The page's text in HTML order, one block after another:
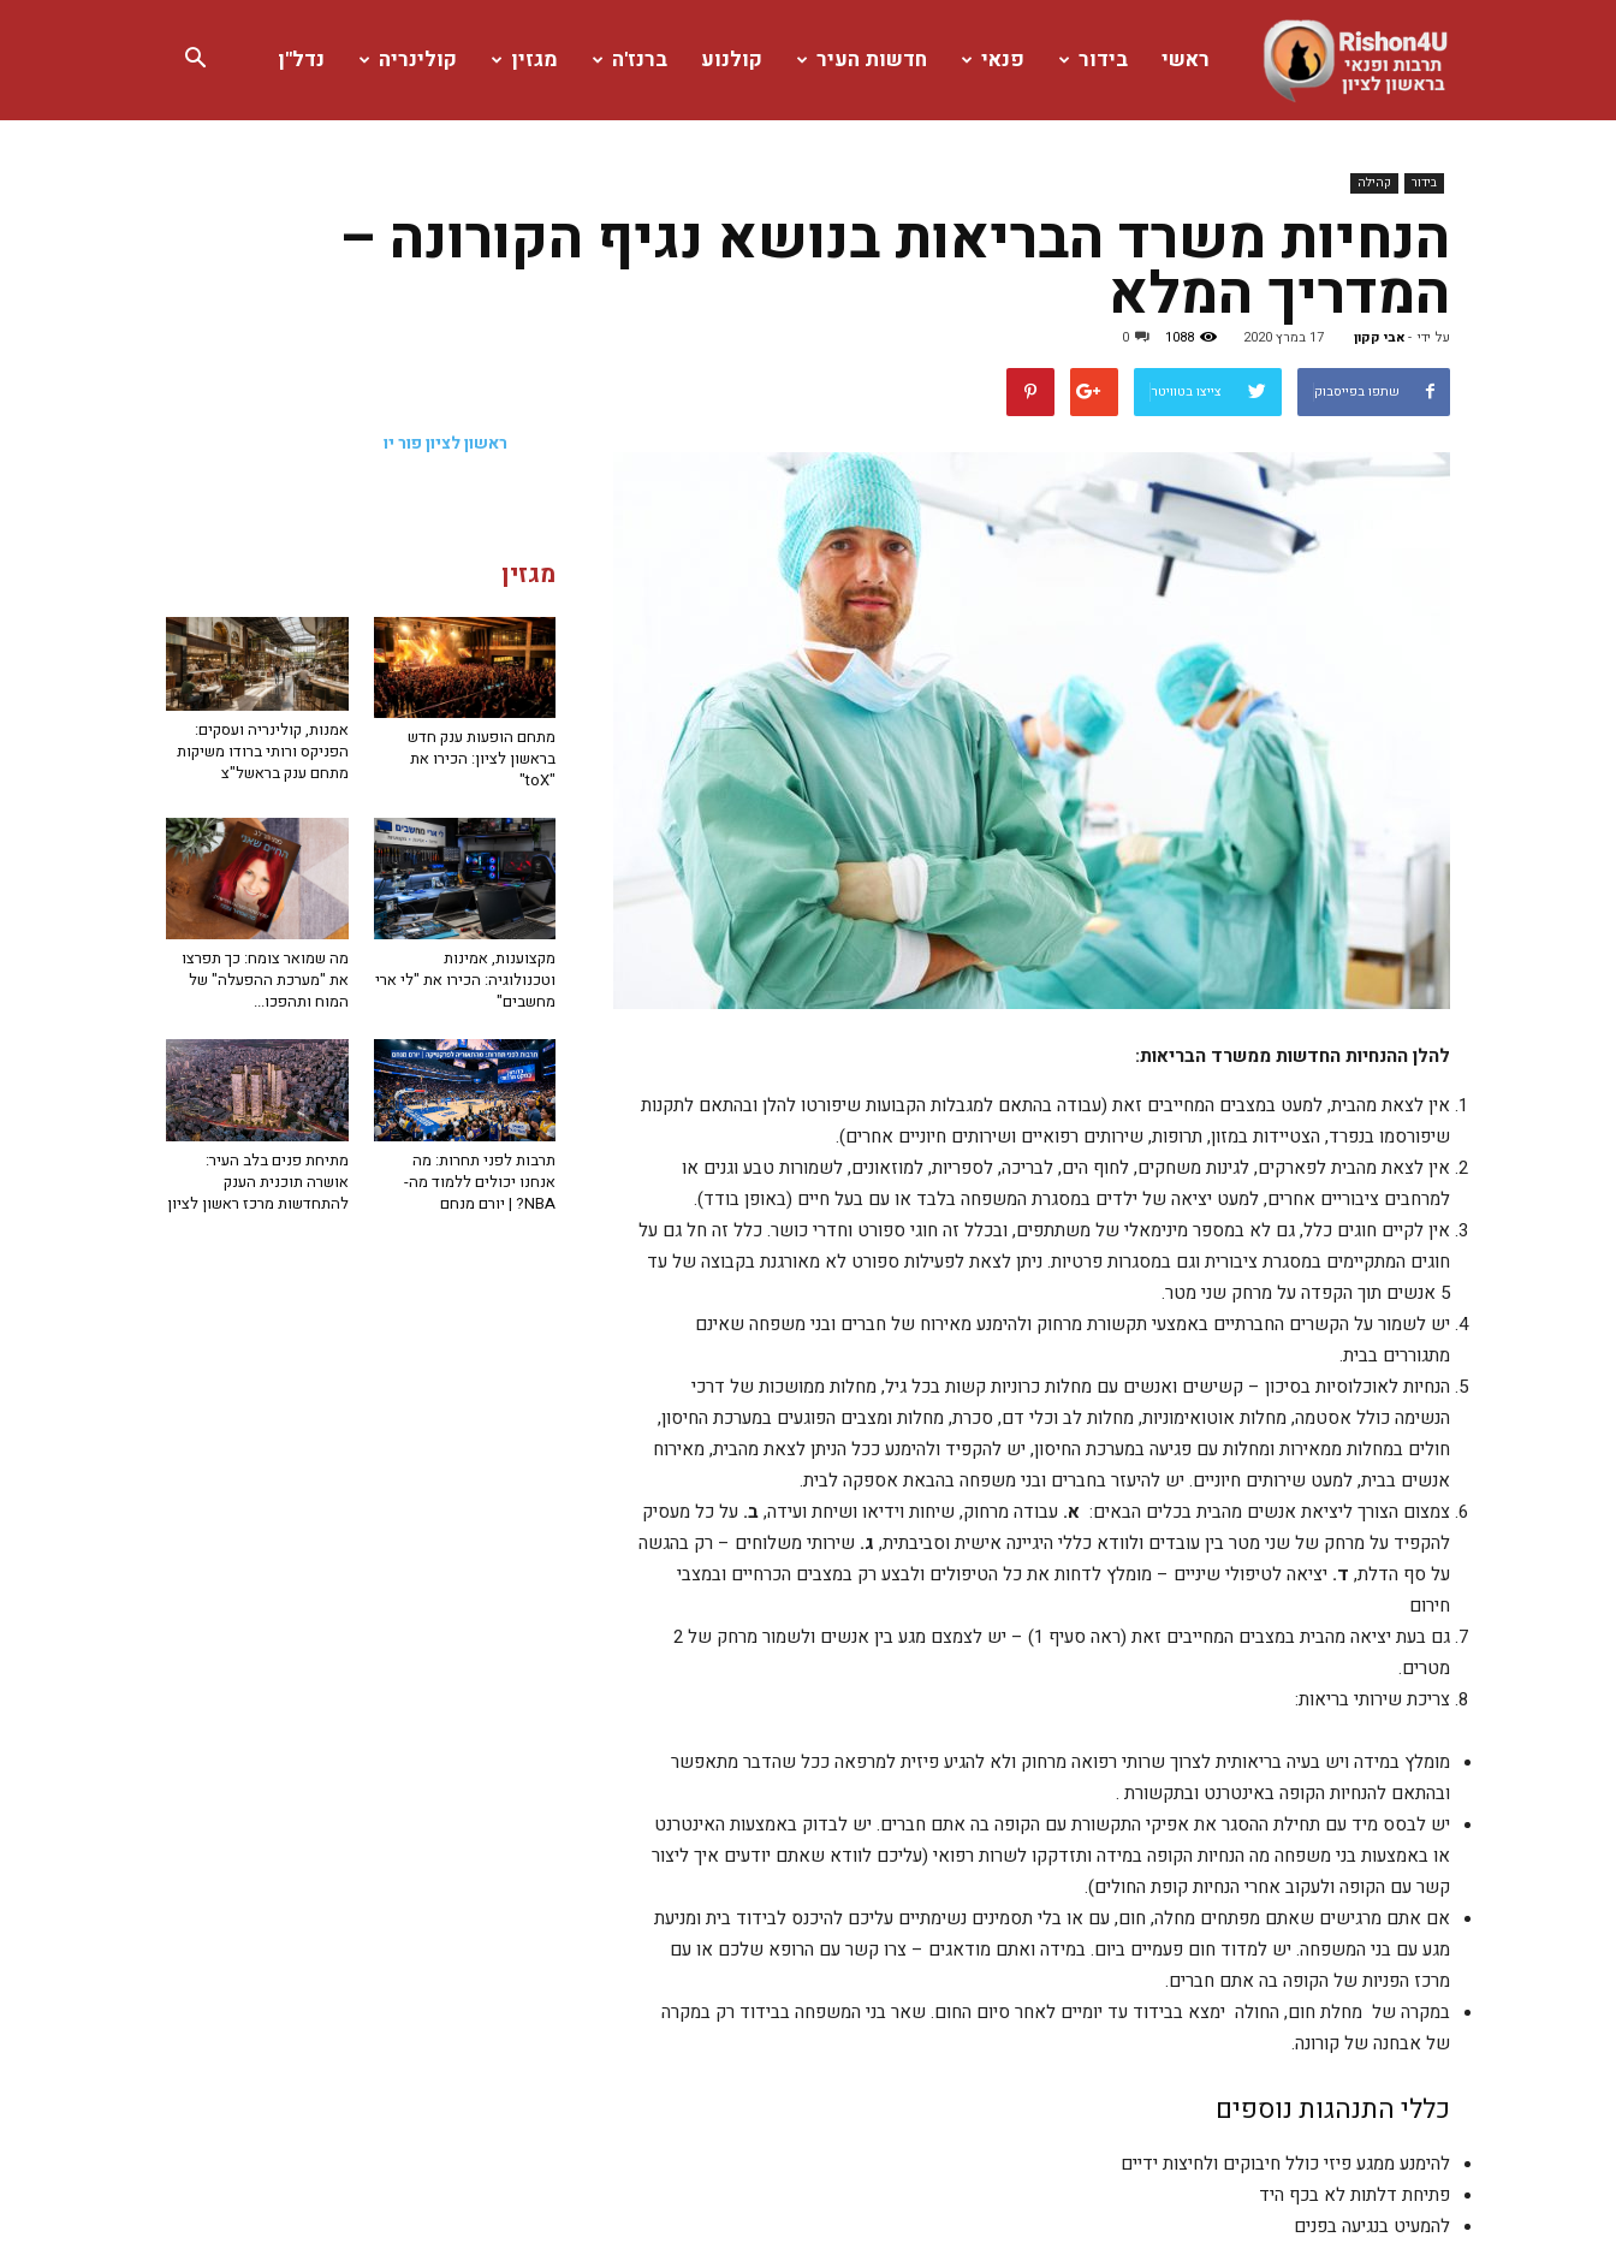
www.rishon4u.co.il
ראשי בידור פנאי חדשות העיר קולנוע ברנז'ה מגזין קולינריה נדל"ן
בידור קהילה
הנחיות משרד הבריאות בנושא נגיף הקורונה –
המדריך המלא
על ידי אבי קקון- 17 במרץ 2020 1088
0
שתפו בפייסבוק צייצו בטוויטר
להלן ההנחיות החדשות ממשרד הבריאות:
אין לצאת מהבית, למעט במצבים המחייבים זאת (עבודה בהתאם למגבלות הקבועות שיפורטו להלן ובהתאם לתקנות
שיפורסמו בנפרד, הצטיידות במזון, תרופות, שירותים רפואיים ושירותים חיוניים אחרים).
אין לצאת מהבית לפארקים, לגינות משחקים, לחוף הים, לבריכה, לספריות, למוזאונים, לשמורות טבע וגנים או
למרחבים ציבוריים אחרים, למעט יציאה של ילדים במסגרת המשפחה בלבד או עם בעל חיים (באופן בודד).
אין לקיים חוגים כלל, גם לא במספר מינימאלי של משתתפים, ובכלל זה חוגי ספורט וחדרי כושר. כלל זה חל גם על
חוגים המתקיימים במסגרת ציבורית וגם במסגרות פרטיות. ניתן לצאת לפעילות ספורט לא מאורגנת בקבוצה של עד
5 אנשים תוך הקפדה על מרחק שני מטר.
יש לשמור על הקשרים החברתיים באמצעי תקשורת מרחוק ולהימנע מאירוח של חברים ובני משפחה שאינם
מתגוררים בבית.
הנחיות לאוכלוסיות בסיכון – קשישים ואנשים עם מחלות כרוניות קשות בכל גיל, מחלות ממושכות של דרכי
הנשימה כולל אסטמה, מחלות אוטואימוניות, מחלות לב וכלי דם, סכרת, מחלות ומצבים הפוגעים במערכת החיסון,
חולים במחלות ממאירות ומחלות עם פגיעה במערכת החיסון, יש להקפיד ולהימנע ככל הניתן לצאת מהבית, מאירוח
אנשים בבית, למעט שירותים חיוניים. יש להיעזר בחברים ובני משפחה בהבאת אספקה לבית.
צמצום הצורך ליציאת אנשים מהבית בכלים הבאים: א. עבודה מרחוק, שיחות וידיאו ושיחת ועידה,ב. על כל מעסיק
להקפיד על מרחק של שני מטר בין עובדים ולוודא כללי היגיינה אישית וסביבתית, ג. שירותי משלוחים – רק בהגשה
על סף הדלת, ד. יציאה לטיפולי שיניים – מומלץ לדחות את כל הטיפולים ולבצע רק במצבים הכרחיים ובמצבי
חירום
גם בעת יציאה מהבית במצבים המחייבים זאת (ראה סעיף 1) – יש לצמצם מגע בין אנשים ולשמור מרחק של 2
מטרים.
צריכת שירותי בריאות:
מומלץ במידה ויש בעיה בריאותית לצרוך שרותי רפואה מרחוק ולא להגיע פיזית למרפאה ככל שהדבר מתאפשר
ובהתאם להנחיות הקופה באינטרנט ובתקשורת .
יש לבסס מיד עם תחילת ההסגר את אפיקי התקשורת עם הקופה בה אתם חברים. יש לבדוק באמצעות האינטרנט
או באמצעות בני משפחה מה הנחיות הקופה במידה ותזדקקו לשרות רפואי (עליכם לוודא שאתם יודעים איך ליצור
קשר עם הקופה ולעקוב אחרי הנחיות קופת החולים).
אם אתם מרגישים שאתם מפתחים מחלה, חום, עם או בלי תסמינים נשימתיים עליכם להיכנס לבידוד בית ומניעת
מגע עם בני המשפחה. יש למדוד חום פעמיים ביום. במידה ואתם מודאגים – צרו קשר עם הרופא שלכם או עם
מרכז הפניות של הקופה בה אתם חברים.
במקרה של מחלת חום, החולה ימצא בבידוד עד יומיים לאחר סיום החום. שאר בני המשפחה בבידוד רק במקרה
של אבחנה של קורונה.
כללי התנהגות נוספים
להימנע ממגע פיזי כולל חיבוקים ולחיצות ידיים
פתיחת דלתות לא בכף היד
להמעיט בנגיעה בפנים
‏ראשון לציון פור יו‏
מגזין
אמנות, קולינריה ועסקים:
הפניקס ורותי ברודו משיקות
מתחם ענק בראשל"צ
מתחם הופעות ענק חדש
בראשון לציון: הכירו את
"toX"
מה שמואר צומח: כך תפרצו
את "מערכת ההפעלה" של
המוח ותהפכו...
מקצוענות, אמינות
וטכנולוגיה: הכירו את "לי ארי
מחשבים"
מתיחת פנים בלב העיר:
אושרה תוכנית הענק
להתחדשות מרכז ראשון לציון
תרבות לפני תחרות: מה
אנחנו יכולים ללמוד מה-
NBA? | יורם מנחם